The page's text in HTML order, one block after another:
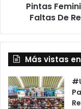
Respeto:
Arzobispo
Pintas
Faltas De
Más vistas